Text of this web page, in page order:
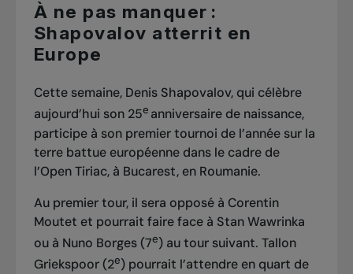
À ne pas manquer :
Shapovalov atterrit en
Europe
Cette semaine, Denis Shapovalov, qui célèbre
aujourd’hui son 25e anniversaire de naissance,
participe à son premier tournoi de l’année sur la
terre battue européenne dans le cadre de
l’Open Tiriac, à Bucarest, en Roumanie.
Au premier tour, il sera opposé à Corentin
Moutet et pourrait faire face à Stan Wawrinka
ou à Nuno Borges (7e) au tour suivant. Tallon
Griekspoor (2e) pourrait l’attendre en quart de